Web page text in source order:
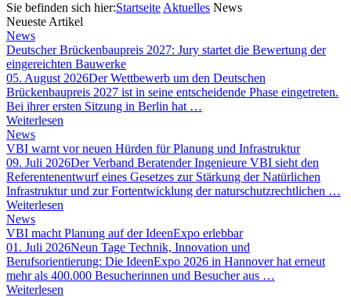
Sie befinden sich hier:Startseite Aktuelles News
Neueste Artikel
News
Deutscher Brückenbaupreis 2027: Jury startet die Bewertung der
eingereichten Bauwerke
05. August 2026Der Wettbewerb um den Deutschen
Brückenbaupreis 2027 ist in seine entscheidende Phase eingetreten.
Bei ihrer ersten Sitzung in Berlin hat …
Weiterlesen
News
VBI warnt vor neuen Hürden für Planung und Infrastruktur
09. Juli 2026Der Verband Beratender Ingenieure VBI sieht den
Referentenentwurf eines Gesetzes zur Stärkung der Natürlichen
Infrastruktur und zur Fortentwicklung der naturschutzrechtlichen …
Weiterlesen
News
VBI macht Planung auf der IdeenExpo erlebbar
01. Juli 2026Neun Tage Technik, Innovation und
Berufsorientierung: Die IdeenExpo 2026 in Hannover hat erneut
mehr als 400.000 Besucherinnen und Besucher aus …
Weiterlesen